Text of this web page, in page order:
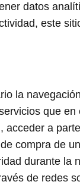
datos
este
la
que
a
compra de
durante la
de redes